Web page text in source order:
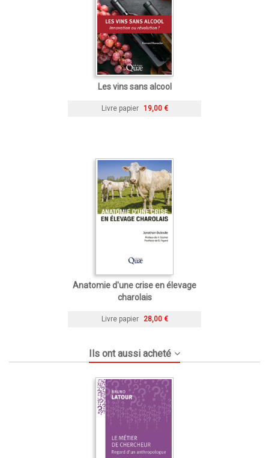
Les vins sans alcool
Livre papier 19,00 €
Anatomie d'une crise en élevage
charolais
Livre papier 28,00 €
Ils ont aussi acheté